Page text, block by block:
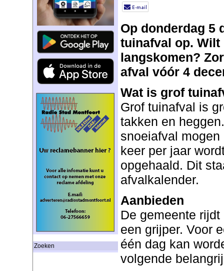
Zoeken
Op donderdag 5
tuinafval op.
langskomen?
afval vóór 4
Wat is grof
Grof tuinafval is
takken en
snoeiafval mogen
keer per jaar
opgehaald. Dit
afvalkalender.
Aanbieden
De gemeente
een grijper. Voor
één dag kan
volgende